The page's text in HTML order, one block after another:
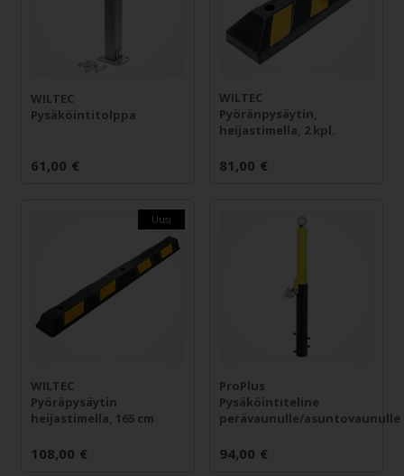
WILTEC
Pysäköintitolppa
61,00 €
WILTEC
Pyöränpysäytin,
heijastimella, 2 kpl.
81,00 €
Uusi
WILTEC
Pyöräpysäytin
heijastimella, 165 cm
108,00 €
ProPlus
Pysäköintiteline
perävaunulle/asuntovaunulle
94,00 €